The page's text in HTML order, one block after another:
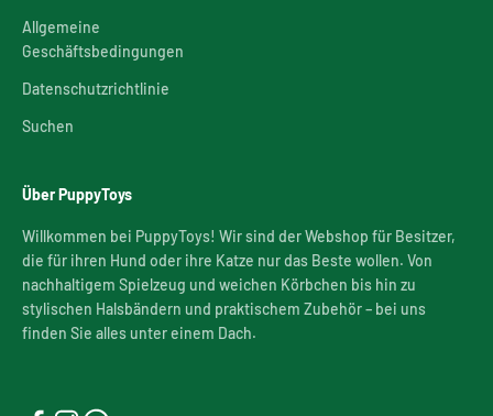
Allgemeine
Geschäftsbedingungen
Datenschutzrichtlinie
Suchen
Über PuppyToys
Willkommen bei PuppyToys! Wir sind der Webshop für Besitzer,
die für ihren Hund oder ihre Katze nur das Beste wollen. Von
nachhaltigem Spielzeug und weichen Körbchen bis hin zu
stylischen Halsbändern und praktischem Zubehör – bei uns
finden Sie alles unter einem Dach.